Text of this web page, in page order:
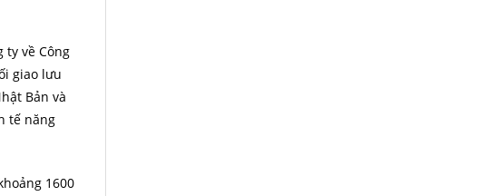
ty về Công
giao lưu
Bản và
tế năng
1600